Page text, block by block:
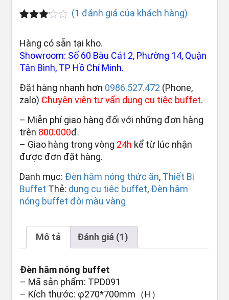
dựa
trên
đánh
giá
(1 đánh giá của khách hàng)
Hàng có sẵn tại kho.
Showroom: Số 60 Bàu Cát 2, Phường 14, Quận
Tân Bình, TP Hồ Chí Minh.
Đặt hàng nhanh hơn 0986.527.472 (Phone,
zalo) Chuyên viên tư vấn dụng cụ tiệc buffet.
– Miễn phí giao hàng đối với những đơn hàng
trên 800.000đ.
– Giao hàng trong vòng 24h kể từ lúc nhận
được đơn đặt hàng.
Danh mục: Đèn hâm nóng thức ăn, Thiết Bị
Buffet Thẻ: dụng cụ tiệc buffet, Đèn hâm
nóng buffet đôi màu vàng
Mô tả Đánh giá (1)
Đèn hâm nóng buffet
– Mã sản phẩm: TPD091
– Kích thước: φ270*700mm（H）